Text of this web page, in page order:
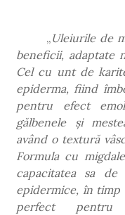
„Uleiurile de
beneficii, adaptate
Cel cu unt de
epiderma, fiind
pentru efect
gălbenele și
având o textură
Formula cu
capacitatea sa
epidermice, în timp
perfect